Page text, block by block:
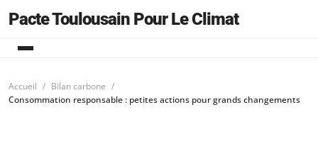
Pacte Toulousain Pour Le Climat
Accueil
Bilan carbone
Consommation responsable : petites actions pour grands changements